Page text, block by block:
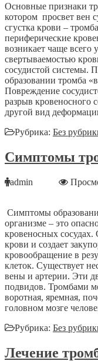
Основные признаки
котором просвет вен
сгустка крови –
периферические
возникает чаще
свертываемостью
сосудистой системы.
образовании тромба
Повреждение
разрыв кровеносного
другой вид
Рубрика: Без
Симптомы
admin
Симптомы
организме – это
кровеносных сосудах.
крови и создает
кровообращение в
клеток. Существует
вены и артерии. Эти
подвидов. Тромбами
воротная, яремная,
головном мозге
Рубрика: Без
Лечение